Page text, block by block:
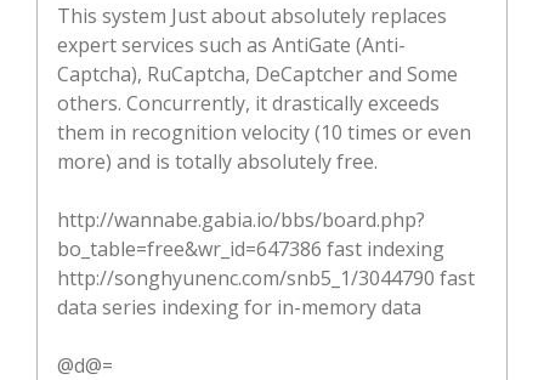
This system Just about absolutely replaces
expert services such as AntiGate (Anti-
Captcha), RuCaptcha, DeCaptcher and Some
others. Concurrently, it drastically exceeds
them in recognition velocity (10 times or even
more) and is totally absolutely free.
http://wannabe.gabia.io/bbs/board.php?
bo_table=free&wr_id=647386 fast indexing
http://songhyunenc.com/snb5_1/3044790 fast
data series indexing for in-memory data
@d@=